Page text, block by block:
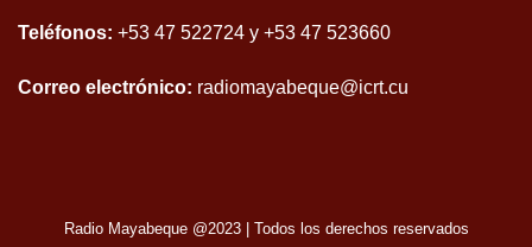
Teléfonos: +53 47 522724 y +53 47 523660
Correo electrónico: radiomayabeque@icrt.cu
Radio Mayabeque @2023 Todos los derechos reservados